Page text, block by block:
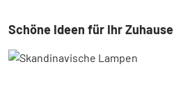
Schöne Ideen für Ihr Zuhause